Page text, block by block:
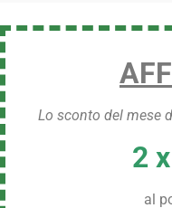
Lo sconto del mese
2
al